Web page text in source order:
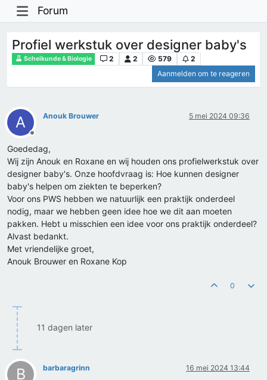
Forum
Profiel werkstuk over designer baby's
Scheikunde & Biologie 2 2 579
2
Aanmelden om te reageren
A
Offline
Anouk Brouwer 5 mei 2024 09:36
Goededag,
Wij zijn Anouk en Roxane en wij houden ons profielwerkstuk over
designer baby's. Onze hoofdvraag is: Hoe kunnen designer
baby's helpen om ziekten te beperken?
Voor ons PWS hebben we natuurlijk een praktijk onderdeel
nodig, maar we hebben geen idee hoe we dit aan moeten
pakken. Hebt u misschien een idee voor ons praktijk onderdeel?
Alvast bedankt.
Met vriendelijke groet,
Anouk Brouwer en Roxane Kop
0
11 dagen later
B barbaragrinn 16 mei 2024 13:44